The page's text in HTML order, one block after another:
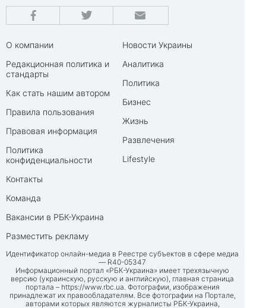
О компании
Редакционная политика и
стандарты
Как стать нашим автором
Правила пользования
Правовая информация
Политика
конфиденциальности
Контакты
Команда
Вакансии в РБК-Украина
Разместить рекламу
Новости Украины
Аналитика
Политика
Бизнес
Жизнь
Развлечения
Lifestyle
Идентификатор онлайн-медиа в Реестре субъектов в сфере медиа
— R40-05347
Информационный портал «РБК-Украина» имеет трехязычную
версию (украинскую, русскую и английскую), главная страница
портала – https://www.rbc.ua. Фотографии, изображения
принадлежат их правообладателям. Все фотографии на Портале,
авторами которых являются журналисты РБК-Украина,